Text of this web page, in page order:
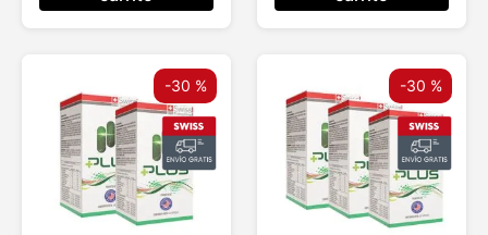
-30 % -30 %